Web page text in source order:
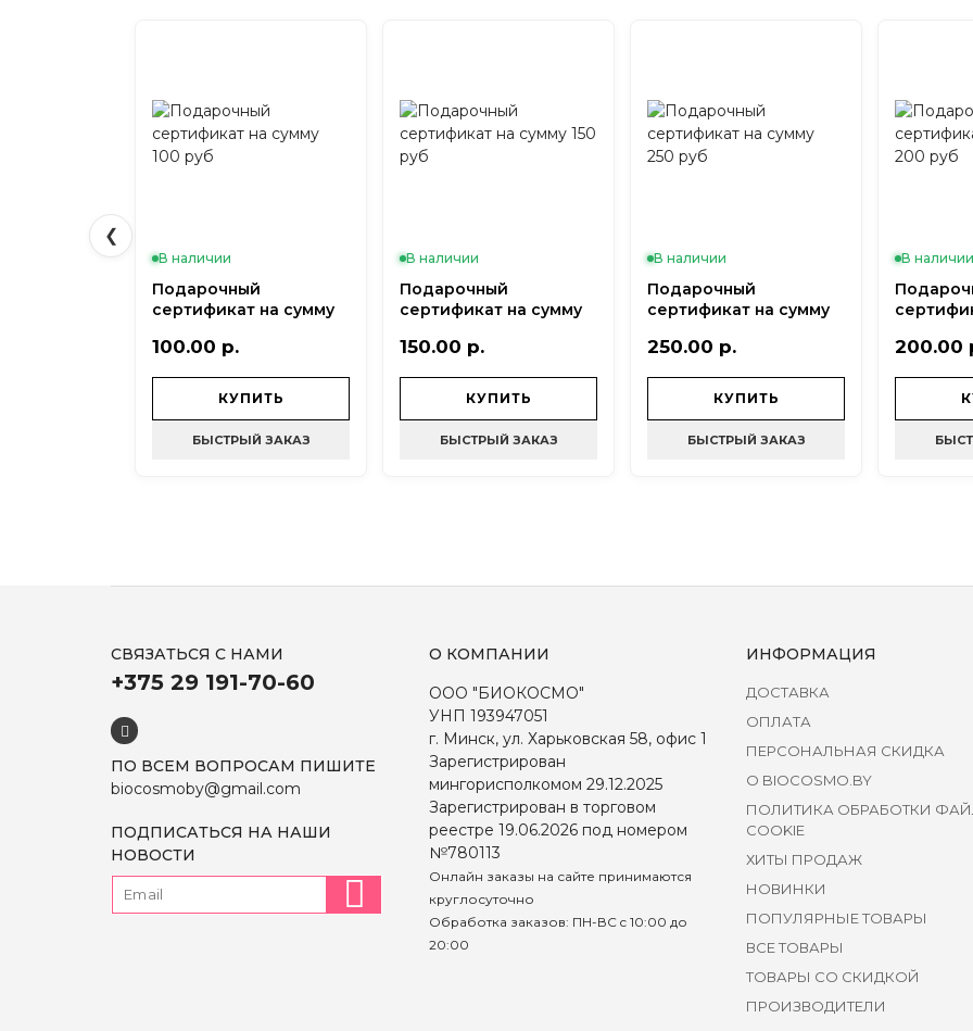
❮
В наличии
Подарочный
сертификат на сумму
100.00 р.
КУПИТЬ
БЫСТРЫЙ ЗАКАЗ
В наличии
Подарочный
сертификат на сумму
150.00 р.
КУПИТЬ
БЫСТРЫЙ ЗАКАЗ
В наличии
Подарочный
сертификат на сумму
250.00 р.
КУПИТЬ
БЫСТРЫЙ ЗАКАЗ
В наличии
200.00
СВЯЗАТЬСЯ С НАМИ
+375 29 191-70-60
ПО ВСЕМ ВОПРОСАМ ПИШИТЕ
biocosmoby@gmail.com
ПОДПИСАТЬСЯ НА НАШИ
НОВОСТИ
О КОМПАНИИ
ООО "БИОКОСМО"
УНП 193947051
г. Минск, ул. Харьковская 58, офис 1
Зарегистрирован
мингорисполкомом 29.12.2025
Зарегистрирован в торговом
реестре 19.06.2026 под номером
№780113
Онлайн заказы на сайте принимаются
круглосуточно
Обработка заказов: ПН-ВС c 10:00 до
20:00
ИНФОРМАЦИЯ
ДОСТАВКА
ОПЛАТА
ПЕРСОНАЛЬНАЯ СКИДКА
О BIOCOSMO.BY
ПОЛИТИКА ОБРАБОТКИ
COOKIE
ХИТЫ ПРОДАЖ
НОВИНКИ
ПОПУЛЯРНЫЕ ТОВАРЫ
ВСЕ ТОВАРЫ
ТОВАРЫ СО СКИДКОЙ
ПРОИЗВОДИТЕЛИ